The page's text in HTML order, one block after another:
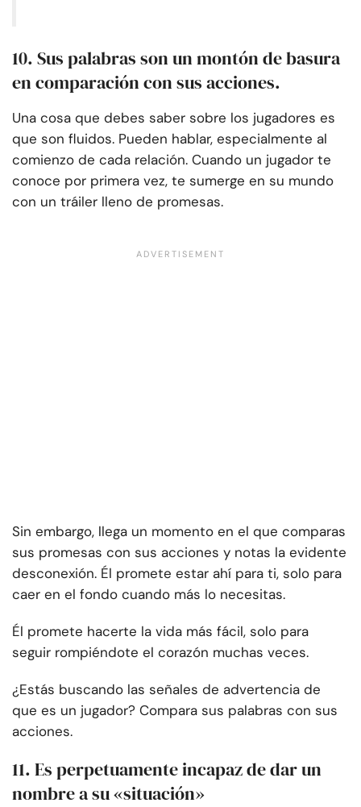
10. Sus palabras son un montón de basura
en comparación con sus acciones.
Una cosa que debes saber sobre los jugadores es
que son fluidos. Pueden hablar, especialmente al
comienzo de cada relación. Cuando un jugador te
conoce por primera vez, te sumerge en su mundo
con un tráiler lleno de promesas.
Sin embargo, llega un momento en el que comparas
sus promesas con sus acciones y notas la evidente
desconexión. Él promete estar ahí para ti, solo para
caer en el fondo cuando más lo necesitas.
Él promete hacerte la vida más fácil, solo para
seguir rompiéndote el corazón muchas veces.
¿Estás buscando las señales de advertencia de
que es un jugador? Compara sus palabras con sus
acciones.
11. Es perpetuamente incapaz de dar un
nombre a su «situación»